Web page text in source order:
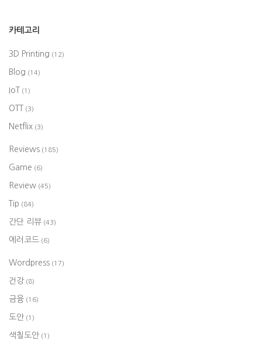
카테고리
3D Printing (12)
Blog (14)
IoT (1)
OTT (3)
Netflix (3)
Reviews (185)
Game (6)
Review (45)
Tip (84)
간단 리뷰 (43)
에러코드 (6)
Wordpress (17)
건강 (8)
금융 (16)
도안 (1)
색칠도안 (1)